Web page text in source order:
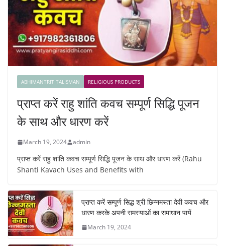
ABHIMANTRIT TALISMAN RELIGIOUS PRODUCTS
प्राप्त करें राहु शांति कवच सम्पूर्ण सिद्धि पूजन
के साथ और धारण करें
March 19, 2024 admin
प्राप्त करें राहु शांति कवच सम्पूर्ण सिद्धि पूजन के साथ और धारण करें (Rahu
Shanti Kavach Uses and Benefits with
प्राप्त करें सम्पूर्ण सिद्ध श्री छिन्नमस्ता देवी कवच और
धारण करके अपनी समस्याओं का समाधान पायें
March 19, 2024